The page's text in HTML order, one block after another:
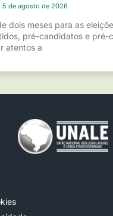
5 de agosto de 2026
dois meses para as
pré-candidatos e pré-
atentos a